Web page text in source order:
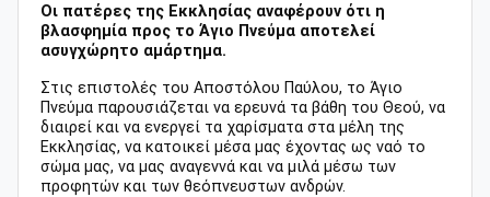
Οι πατέρες της Εκκλησίας αναφέρουν ότι η
βλασφημία προς το Άγιο Πνεύμα αποτελεί
ασυγχώρητο αμάρτημα.
Στις επιστολές του Αποστόλου Παύλου, το Άγιο
Πνεύμα παρουσιάζεται να ερευνά τα βάθη του Θεού, να
διαιρεί και να ενεργεί τα χαρίσματα στα μέλη της
Εκκλησίας, να κατοικεί μέσα μας έχοντας ως ναό το
σώμα μας, να μας αναγεννά και να μιλά μέσω των
προφητών και των θεόπνευστων ανδρών.